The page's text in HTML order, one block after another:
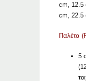
cm, 12.5
cm, 22.5
Παλέτα
5